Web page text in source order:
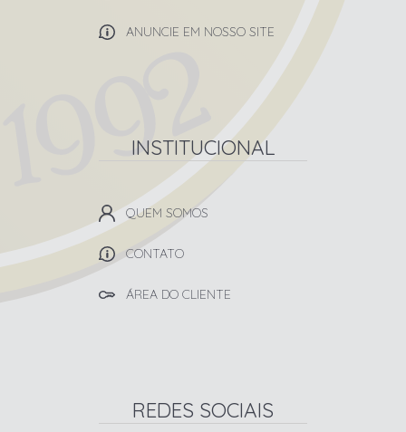
ANUNCIE EM NOSSO SITE
INSTITUCIONAL
QUEM SOMOS
CONTATO
ÁREA DO CLIENTE
REDES SOCIAIS